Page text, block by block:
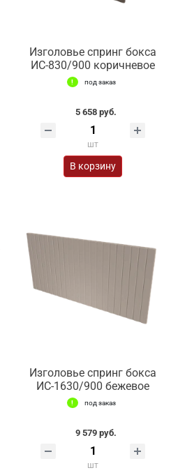
Изголовье спринг бокса
ИС-830/900 коричневое
под заказ
5 658 руб.
шт
В корзину
Изголовье спринг бокса
ИС-1630/900 бежевое
под заказ
9 579 руб.
шт